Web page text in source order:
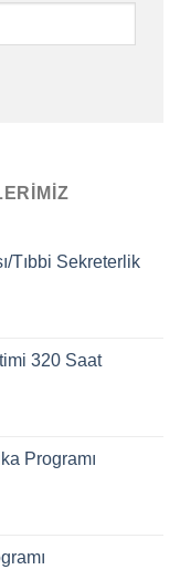
Tıbbi Sekreterlik
320 Saat
Programı